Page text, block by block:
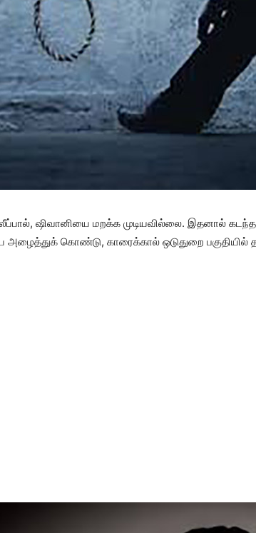
ஷிவானியை மறக்க முடியவில்லை. இதனால் கடந்த
அழைத்துக் கொண்டு, காரைக்கால் ஒடுதுறை பகுதியில்